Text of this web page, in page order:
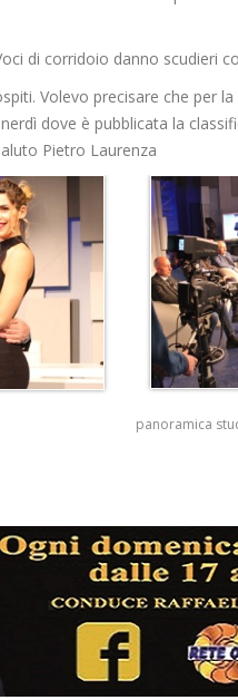
di corridoio danno scudieri
Volevo precisare che per
dove è pubblicata la
Pietro Laurenza
panoramica